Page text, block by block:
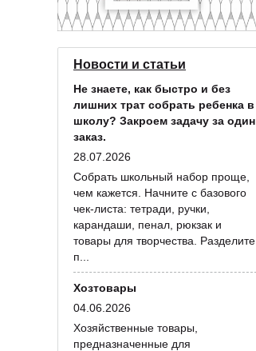
Новости и статьи
Не знаете, как быстро и без
лишних трат собрать ребенка в
школу? Закроем задачу за один
заказ.
28.07.2026
Собрать школьный набор проще,
чем кажется. Начните с базового
чек-листа: тетради, ручки,
карандаши, пенал, рюкзак и
товары для творчества. Разделите
п...
Хозтовары
04.06.2026
Хозяйственные товары,
предназначенные для